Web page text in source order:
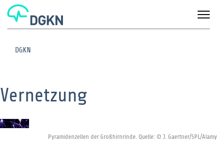
DGKN
Vernetzung
Pyramidenzellen der Großhirnrinde. Quelle: © J. Gaertner/SPL/Alamy